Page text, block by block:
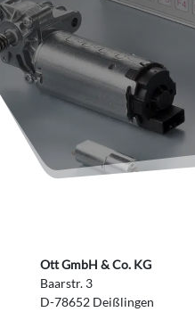
Ott GmbH & Co. KG
Baarstr. 3
D-78652 Deißlingen